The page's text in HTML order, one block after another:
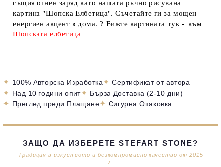
същия огнен заряд като нашата ръчно рисувана
картина "Шопска Елбетица". Съчетайте ги за мощен
енергиен акцент в дома. ? Вижте картината тук - към
Шопската елбетица
✦ 100% Авторска Изработка✦ Сертификат от автора
✦ Над 10 години опит✦ Бърза Доставка (2-10 дни)
✦ Преглед преди Плащане✦ Сигурна Опаковка
ЗАЩО ДА ИЗБЕРЕТЕ STEFART STONE?
Традиция в изкуството и безкомпромисно качество от 2015
г.